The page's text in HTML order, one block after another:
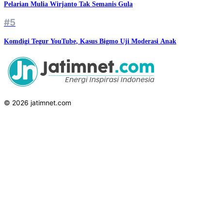
Pelarian Mulia Wirjanto Tak Semanis Gula
#5
Komdigi Tegur YouTube, Kasus Bigmo Uji Moderasi Anak
© 2026 jatimnet.com